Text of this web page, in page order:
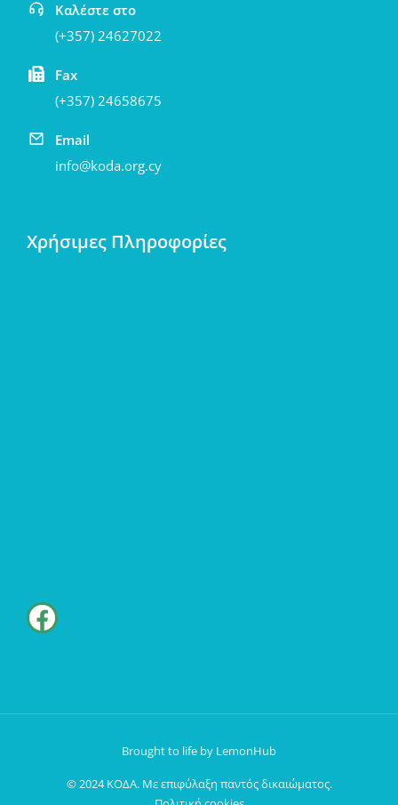
Καλέστε στο
(+357) 24627022
Fax
(+357) 24658675
Email
info@koda.org.cy
Χρήσιμες Πληροφορίες
© 2024 ΚΟΔΑ. Με επιφύλαξη παντός δικαιώματος.
Brought to life by LemonHub